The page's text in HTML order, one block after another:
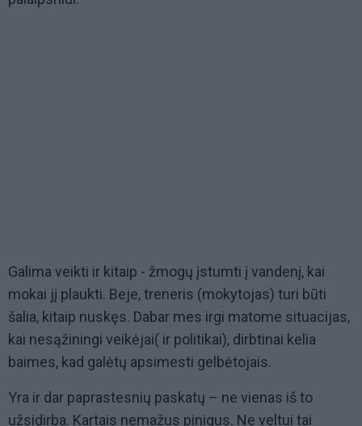
Galima veikti ir kitaip - žmogų įstumti į vandenį, kai
mokai jį plaukti. Beje, treneris (mokytojas) turi būti
šalia, kitaip nuskęs. Dabar mes irgi matome situacijas,
kai nesąžiningi veikėjai( ir politikai), dirbtinai kelia
baimes, kad galėtų apsimesti gelbėtojais.
Yra ir dar paprastesnių paskatų – ne vienas iš to
užsidirba. Kartais nemažus pinigus. Ne veltui tai